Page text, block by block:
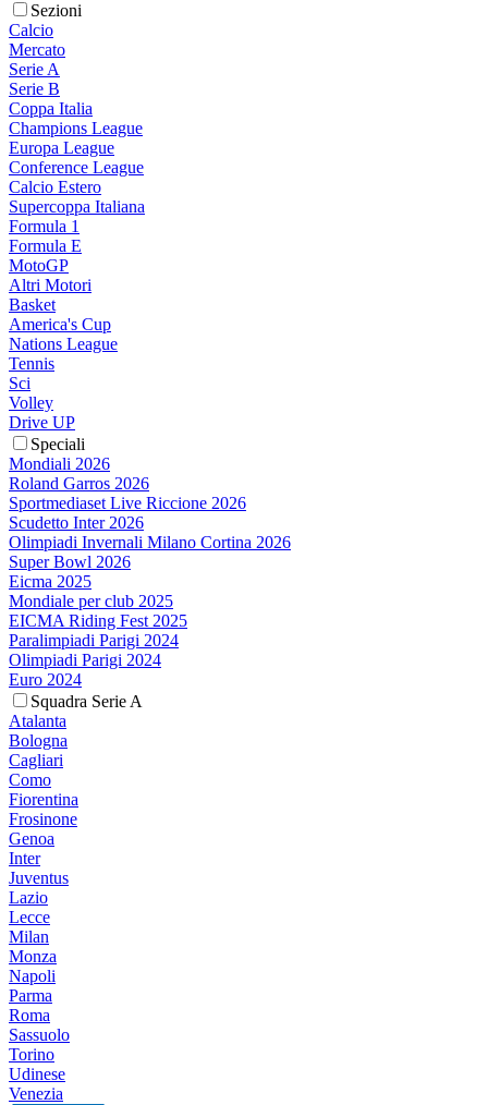
Sezioni
Calcio
Mercato
Serie A
Serie B
Coppa Italia
Champions League
Europa League
Conference League
Calcio Estero
Supercoppa Italiana
Formula 1
Formula E
MotoGP
Altri Motori
Basket
America's Cup
Nations League
Tennis
Sci
Volley
Drive UP
Speciali
Mondiali 2026
Roland Garros 2026
Sportmediaset Live Riccione 2026
Scudetto Inter 2026
Olimpiadi Invernali Milano Cortina 2026
Super Bowl 2026
Eicma 2025
Mondiale per club 2025
EICMA Riding Fest 2025
Paralimpiadi Parigi 2024
Olimpiadi Parigi 2024
Euro 2024
Squadra Serie A
Atalanta
Bologna
Cagliari
Como
Fiorentina
Frosinone
Genoa
Inter
Juventus
Lazio
Lecce
Milan
Monza
Napoli
Parma
Roma
Sassuolo
Torino
Udinese
Venezia